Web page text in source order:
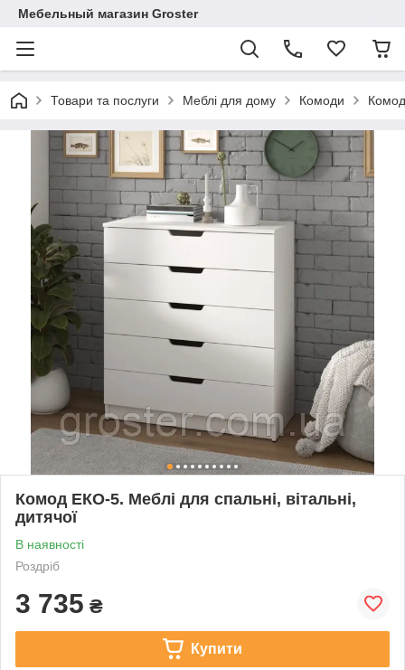
Мебельный магазин Groster
Товари та послуги Меблі для дому Комоди
Комод ЕКО-5. Меблі для спальні, вітальні,
дитячої
В наявності
Роздріб
3 735 ₴
Купити